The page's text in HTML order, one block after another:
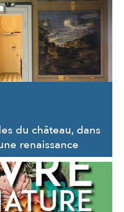
du château, dans
renaissance